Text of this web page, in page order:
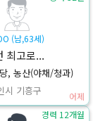
(남,63세)
최고로...
, 농산(야채/청과)
시 기흥구
어제
경력 12개월